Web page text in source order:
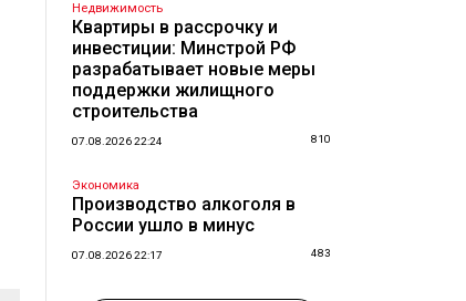
Недвижимость
Квартиры в рассрочку и
инвестиции: Минстрой РФ
разрабатывает новые меры
поддержки жилищного
строительства
07.08.2026 22:24 810
Экономика
Производство алкоголя в
России ушло в минус
07.08.2026 22:17 483